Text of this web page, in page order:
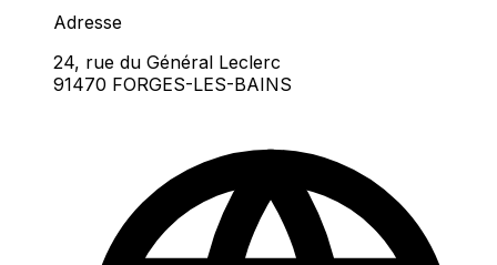
Adresse
24, rue du Général Leclerc
91470 FORGES-LES-BAINS